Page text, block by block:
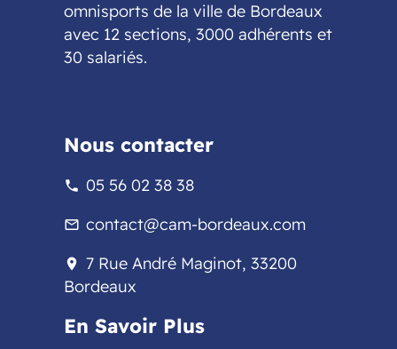
omnisports de la ville de Bordeaux
avec 12 sections, 3000 adhérents et
30 salariés.
Nous contacter
phone 05 56 02 38 38
mail_outline contact@cam-bordeaux.com
location_on 7 Rue André Maginot, 33200
Bordeaux
En Savoir Plus